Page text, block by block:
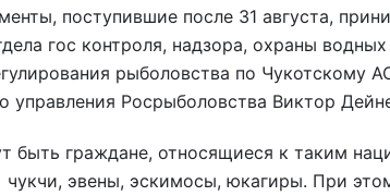
поступившие после 31 августа,
гос контроля, надзора, охраны водных
рыболовства по Чукотскому
управления Росрыболовства Виктор
быть граждане, относящиеся к таким
эвены, эскимосы, юкагиры. При